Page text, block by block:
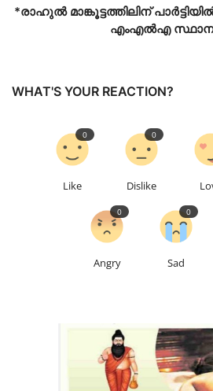
*രാഹുല്‍ മാങ്കൂട്ടത്തിലിന്
എംഎല്‍എ
WHAT'S YOUR REACTION?
Like
0
Dislike
0
Angry
0
Sad
0